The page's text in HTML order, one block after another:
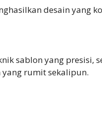
desain yang
sablon yang
rumit sekalipun.